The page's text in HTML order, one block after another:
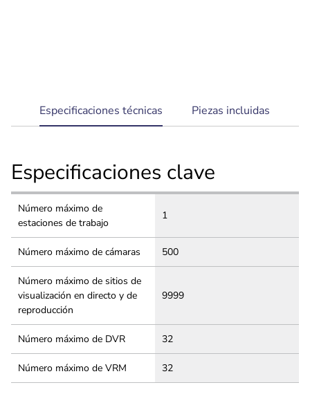
current
tab:
Especificaciones técnicas Piezas incluidas
Especificaciones clave
Número máximo de
estaciones de trabajo
1
Número máximo de cámaras 500
Número máximo de sitios de
visualización en directo y de
reproducción
9999
Número máximo de DVR 32
Número máximo de VRM 32